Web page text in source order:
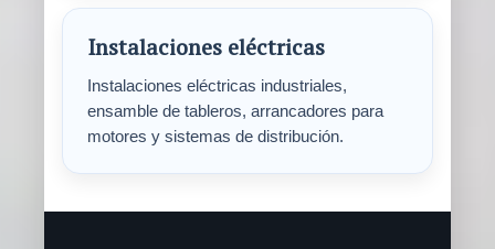
Instalaciones eléctricas
Instalaciones eléctricas industriales,
ensamble de tableros, arrancadores para
motores y sistemas de distribución.